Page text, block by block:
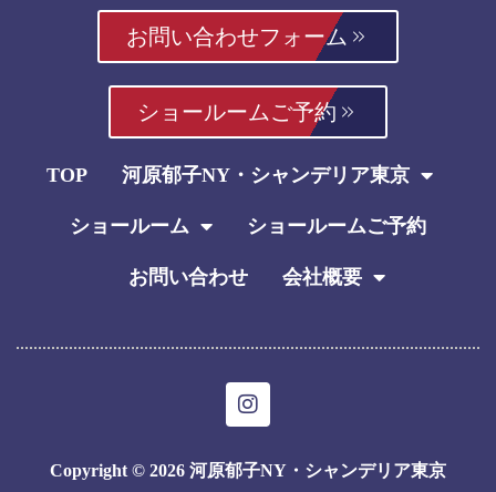
お問い合わせフォーム
ショールームご予約
TOP 河原郁子NY・シャンデリア東京
ショールーム ショールームご予約
お問い合わせ 会社概要
I
n
t
a
Copyright © 2026 河原郁子NY・シャンデリア東京